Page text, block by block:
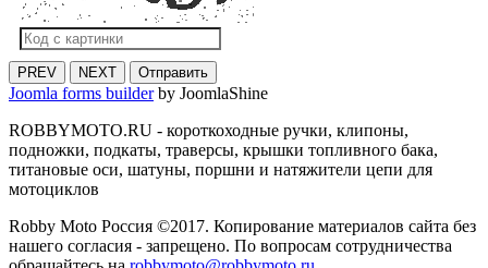
PREV NEXT Отправить
Joomla forms builderby JoomlaShine
ROBBYMOTO.RU - короткоходные ручки, клипоны,
подножки, подкаты, траверсы, крышки топливного бака,
титановые оси, шатуны, поршни и натяжители цепи для
мотоциклов
Robby Moto Россия ©2017. Копирование материалов сайта без
нашего согласия - запрещено. По вопросам сотрудничества